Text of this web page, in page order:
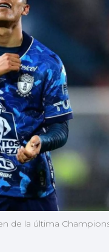
de la última